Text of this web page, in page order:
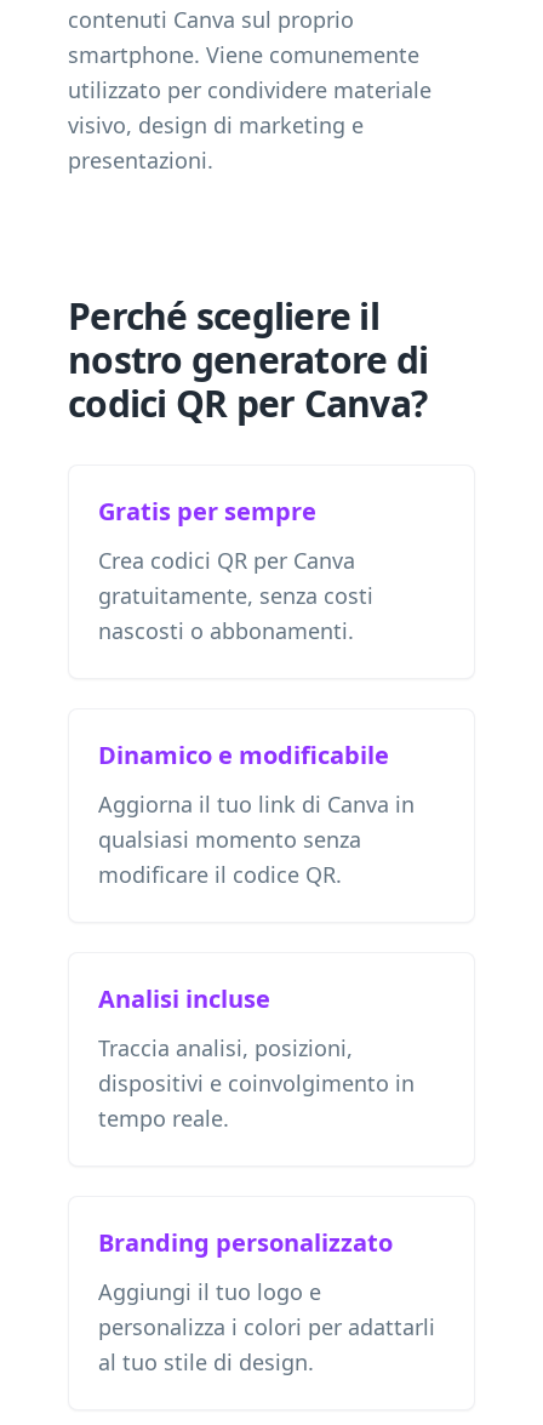
contenuti Canva sul proprio
smartphone. Viene comunemente
utilizzato per condividere materiale
visivo, design di marketing e
presentazioni.
Perché scegliere il
nostro generatore di
codici QR per Canva?
Gratis per sempre
Crea codici QR per Canva
gratuitamente, senza costi
nascosti o abbonamenti.
Dinamico e modificabile
Aggiorna il tuo link di Canva in
qualsiasi momento senza
modificare il codice QR.
Analisi incluse
Traccia analisi, posizioni,
dispositivi e coinvolgimento in
tempo reale.
Branding personalizzato
Aggiungi il tuo logo e
personalizza i colori per adattarli
al tuo stile di design.